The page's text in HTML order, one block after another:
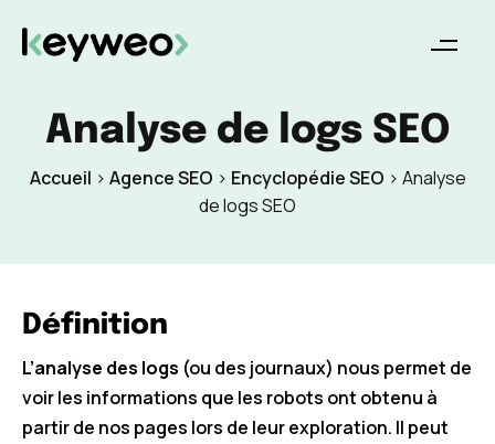
Analyse de logs SEO
Accueil > Agence SEO > Encyclopédie SEO > Analyse
de logs SEO
Définition
L’analyse des logs (ou des journaux) nous permet de
voir les informations que les robots ont obtenu à
partir de nos pages lors de leur exploration. Il peut